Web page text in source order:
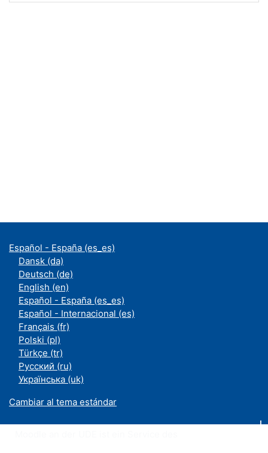
Español - España ‎(es_es)‎
Dansk ‎(da)‎
Deutsch ‎(de)‎
English ‎(en)‎
Español - España ‎(es_es)‎
Español - Internacional ‎(es)‎
Français ‎(fr)‎
Polski ‎(pl)‎
Türkçe ‎(tr)‎
Русский ‎(ru)‎
Українська ‎(uk)‎
Cambiar al tema estándar